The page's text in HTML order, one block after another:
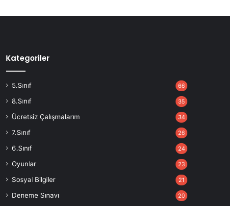
Kategoriler
5.Sınıf 66
8.Sınıf 35
Ücretsiz Çalışmalarım 34
7.Sınıf 26
6.Sınıf 24
Oyunlar 23
Sosyal Bilgiler 21
Deneme Sınavı 20